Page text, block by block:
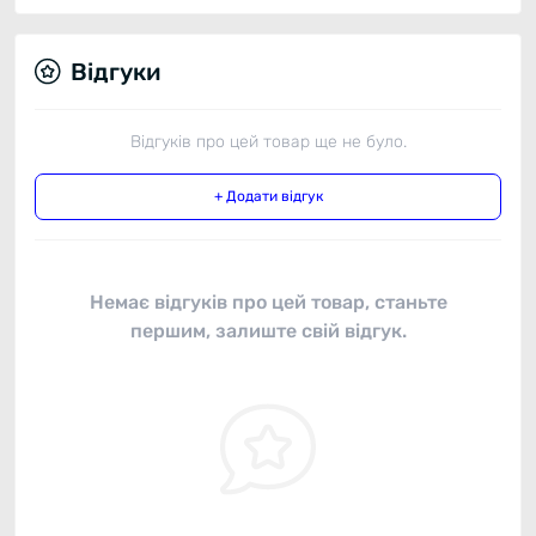
Відгуки
Відгуків про цей товар ще не було.
+ Додати відгук
Немає відгуків про цей товар, станьте
першим, залиште свій відгук.